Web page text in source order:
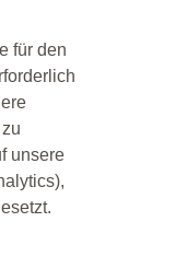
für den
unsere